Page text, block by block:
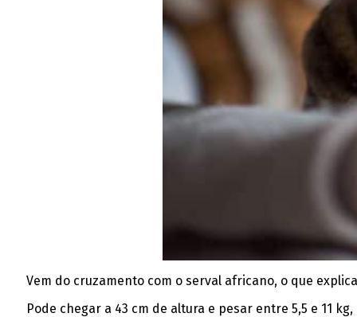
Vem do cruzamento com o serval africano, o que
Pode chegar a 43 cm de altura e pesar entre 5,5 e 11